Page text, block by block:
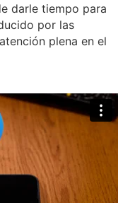
darle tiempo para
por las
plena en el